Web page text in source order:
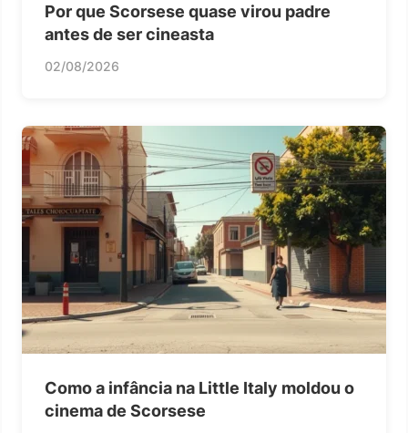
Por que Scorsese quase virou padre
antes de ser cineasta
02/08/2026
Como a infância na Little Italy moldou o
cinema de Scorsese